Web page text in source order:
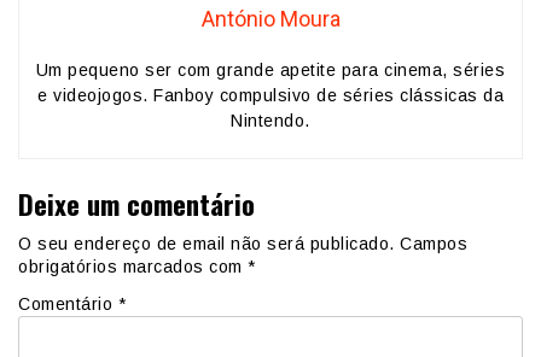
António Moura
Um pequeno ser com grande apetite para cinema, séries
e videojogos. Fanboy compulsivo de séries clássicas da
Nintendo.
Deixe um comentário
O seu endereço de email não será publicado. Campos
obrigatórios marcados com *
Comentário *